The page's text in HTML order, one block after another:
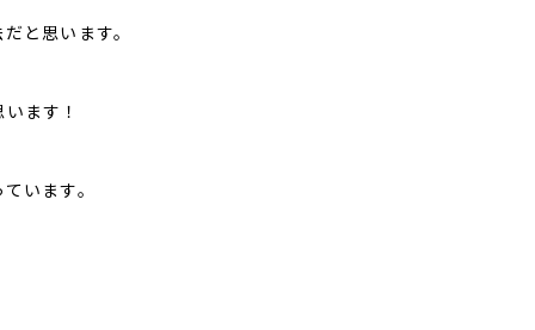
と思います。
ます！
います。